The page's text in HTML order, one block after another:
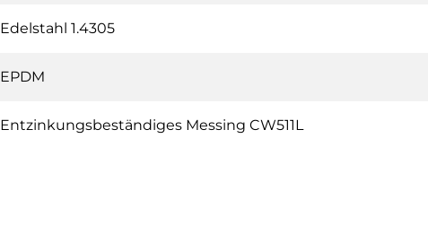
Edelstahl 1.4305
EPDM
Entzinkungsbeständiges Messing CW511L